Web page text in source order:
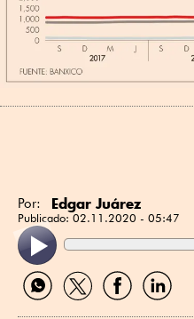
Por: Edgar Juárez
Publicado: 02.11.2020 - 05:47
Compartir
por
Compartir
por
Compartir
por
Compartir
por